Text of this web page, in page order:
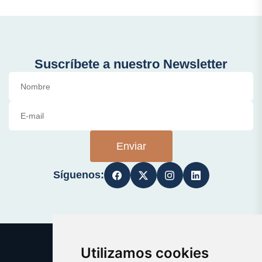
Utilizamos cookies
Suscríbete a nuestro Newsletter
Enviar
Síguenos: